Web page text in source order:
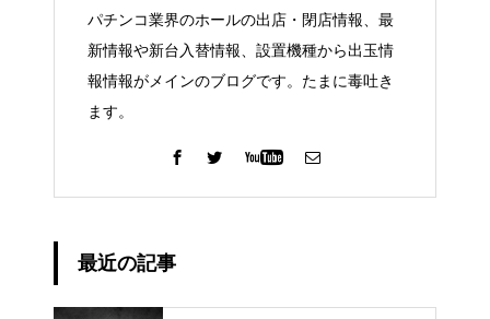
パチンコ業界のホールの出店・閉店情報、最
新情報や新台入替情報、設置機種から出玉情
報情報がメインのブログです。たまに毒吐き
ます。
最近の記事